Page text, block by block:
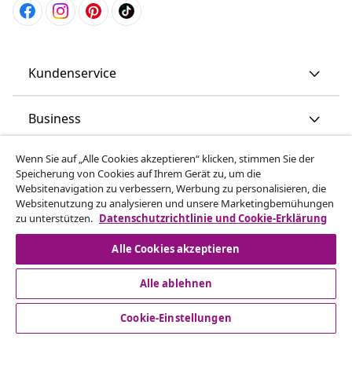
Kundenservice
Business
vidaXL
Mehr entdecken
© 2008-2026 vidaXL www.vidaxl.ch ist eine Website von TM
Wenn Sie auf „Alle Cookies akzeptieren“ klicken, stimmen Sie der
Speicherung von Cookies auf Ihrem Gerät zu, um die
Websitenavigation zu verbessern, Werbung zu personalisieren, die
Websitenutzung zu analysieren und unsere Marketingbemühungen
zu unterstützen. Datenschutzrichtlinie und Cookie-Erklärung
Alle Cookies akzeptieren
Alle ablehnen
Cookie-Einstellungen